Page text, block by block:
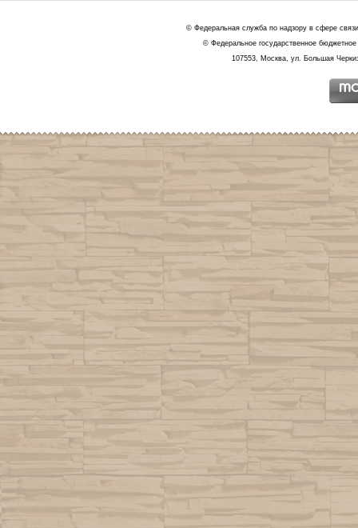
© Федеральная служба по надзору в сфере
© Федеральное государственное
107553, Москва, ул. Большая